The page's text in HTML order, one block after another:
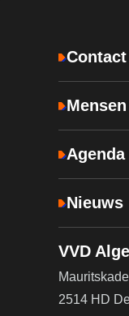
Contact
Mensen
Agenda
Nieuws
VVD
2514 HD